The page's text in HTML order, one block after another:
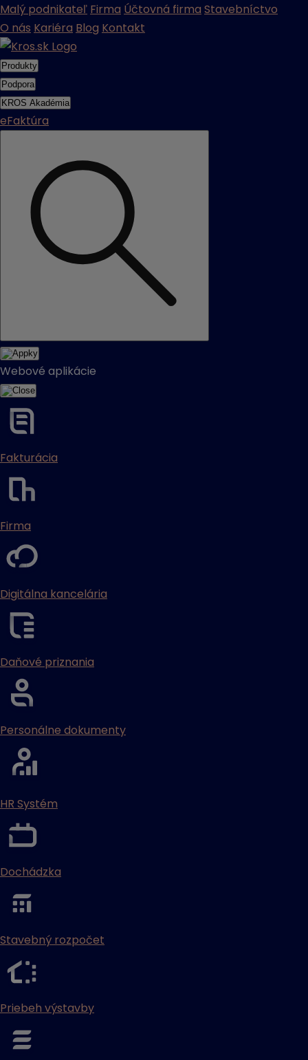
Malý podnikateľ Firma Účtovná firma Stavebníctvo
O nás Kariéra Blog Kontakt
Produkty
Podpora
KROS Akadémia
eFaktúra
Webové aplikácie
Fakturácia
Firma
Digitálna kancelária
Daňové priznania
Personálne dokumenty
HR Systém
Dochádzka
Stavebný rozpočet
Priebeh výstavby